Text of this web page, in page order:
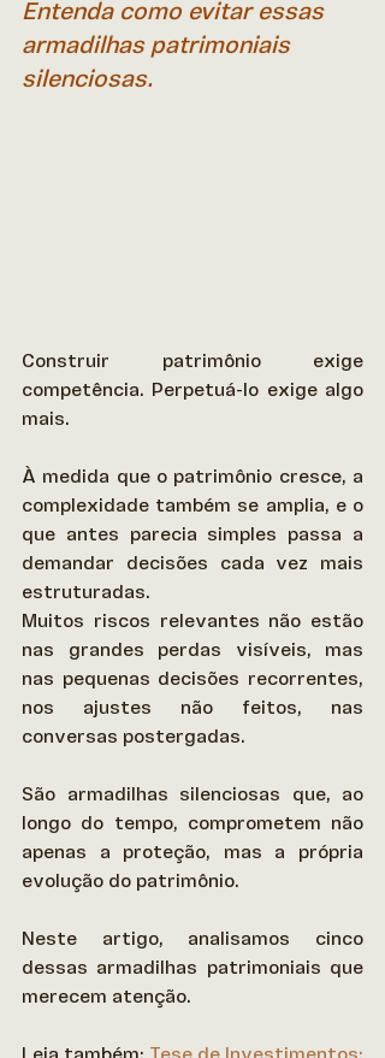
Entenda como evitar essas
armadilhas patrimoniais
silenciosas.
Construir patrimônio exige
competência. Perpetuá-lo exige algo
mais.
À medida que o patrimônio cresce, a
complexidade também se amplia, e o
que antes parecia simples passa a
demandar decisões cada vez mais
estruturadas.
Muitos riscos relevantes não estão
nas grandes perdas visíveis, mas
nas pequenas decisões recorrentes,
nos ajustes não feitos, nas
conversas postergadas.
São armadilhas silenciosas que, ao
longo do tempo, comprometem não
apenas a proteção, mas a própria
evolução do patrimônio.
Neste artigo, analisamos cinco
dessas armadilhas patrimoniais que
merecem atenção.